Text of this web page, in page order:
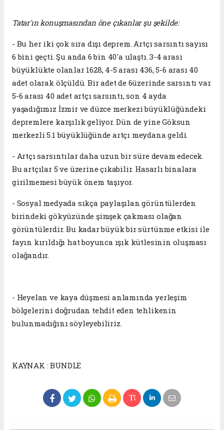
Tatar'ın konuşmasından öne çıkanlar şu şekilde:
- Bu her iki çok sıra dışı deprem. Artçı sarsıntı sayısı
6 bini geçti. Şu anda 6 bin 40'a ulaştı. 3-4 arası
büyüklükte olanlar 1628, 4-5 arası 436, 5-6 arası 40
adet olarak ölçüldü. Bir adet de 6üzerinde sarsıntı var.
5-6 arası 40 adet artçı sarsıntı, son 4 ayda
yaşadığımız İzmir ve düzce merkezi büyüklüğündeki
depremlere karşılık geliyor. Dün de yine Göksun
merkezli 5.1 büyüklüğünde artçı meydana geldi.
- Artçı sarsıntılar daha uzun bir süre devam edecek.
Bu artçılar 5 ve üzerine çıkabilir. Hasarlı binalara
girilmemesi büyük önem taşıyor.
- Sosyal medyada sıkça paylaşılan görüntülerden
birindeki gökyüzünde şimşek çakması olağan
görüntülerdir. Bu kadar büyük bir sürtünme etkisi ile
fayın kırıldığı hat boyunca ışık kütlesinin oluşması
olağandır.
- Heyelan ve kaya düşmesi anlamında yerleşim
bölgelerini doğrudan tehdit eden tehlikenin
bulunmadığını söyleyebiliriz.
KAYNAK : BUNDLE